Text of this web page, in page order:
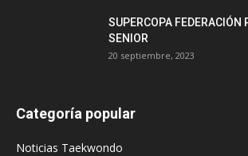
SUPERCOPA FEDERACIÓN
SENIOR
20 septiembre, 2023
Categoría popular
Noticias Taekwondo